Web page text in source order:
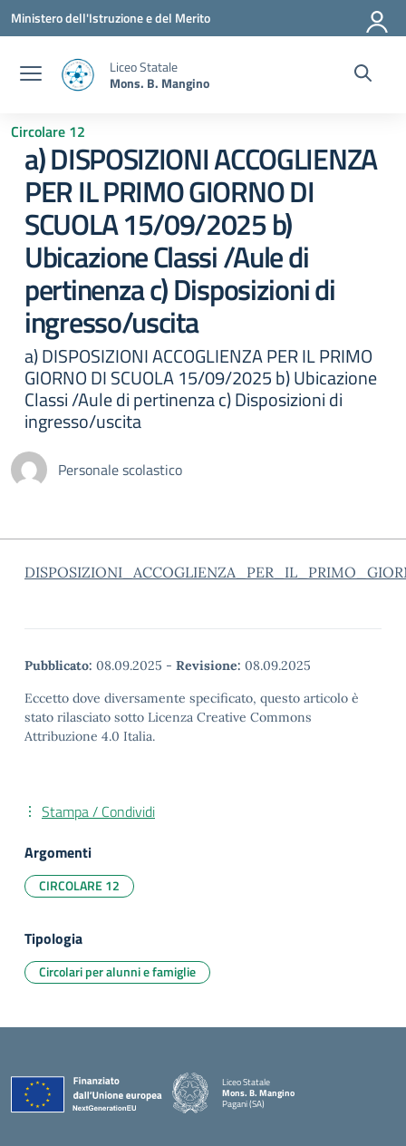
Vai ai contenuti
Vai al menu di navigazione
Vai al footer
Ministero dell'Istruzione e del Merito
Liceo Statale
Mons. B. Mangino
Circolare 12
a) DISPOSIZIONI ACCOGLIENZA
PER IL PRIMO GIORNO DI
SCUOLA 15/09/2025 b)
Ubicazione Classi /Aule di
pertinenza c) Disposizioni di
ingresso/uscita
a) DISPOSIZIONI ACCOGLIENZA PER IL PRIMO
GIORNO DI SCUOLA 15/09/2025 b) Ubicazione
Classi /Aule di pertinenza c) Disposizioni di
ingresso/uscita
Personale scolastico
Pubblicato: 08.09.2025 - Revisione: 08.09.2025
Eccetto dove diversamente specificato, questo articolo è
stato rilasciato sotto Licenza Creative Commons
Attribuzione 4.0 Italia.
Stampa / Condividi
Argomenti
CIRCOLARE 12
Tipologia
Circolari per alunni e famiglie
Liceo Statale
Mons. B. Mangino
Pagani (SA)
— Visita la pagina iniziale della scuola